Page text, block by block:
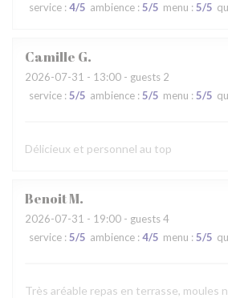
service : 4/5 ambience : 5/5 menu : 5/5
Camille G
2026-07-31 - 13:00 - guests 2
service : 5/5 ambience : 5/5 menu : 5/5
Délicieux et personnel au top
BenoitM
2026-07-31 - 19:00 - guests 4
service : 5/5 ambience : 4/5 menu : 5/5
Très aréable repas en terrasse, moules